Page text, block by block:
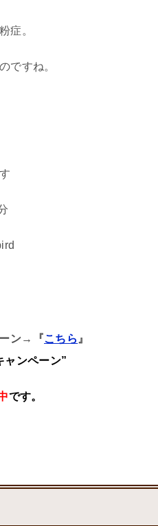
症。
ですね。
ン→『こちら 』
ャンペーン”
です。